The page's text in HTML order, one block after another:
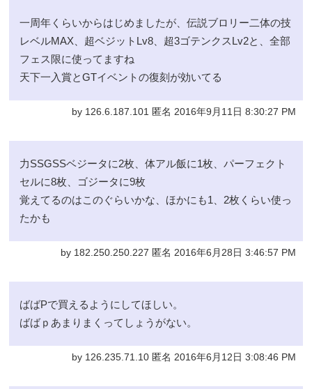
一周年くらいからはじめましたが、伝説ブロリー二体の技
レベルMAX、超ベジットLv8、超3ゴテンクスLv2と、全部
フェス限に使ってますね
天下一入賞とGTイベントの復刻が効いてる
by 126.6.187.101 匿名 2016年9月11日 8:30:27 PM
力SSGSSベジータに2枚、体アル飯に1枚、パーフェクト
セルに8枚、ゴジータに9枚
覚えてるのはこのぐらいかな、ほかにも1、2枚くらい使っ
たかも
by 182.250.250.227 匿名 2016年6月28日 3:46:57 PM
ばばPで買えるようにしてほしい。
ばばｐあまりまくってしょうがない。
by 126.235.71.10 匿名 2016年6月12日 3:08:46 PM